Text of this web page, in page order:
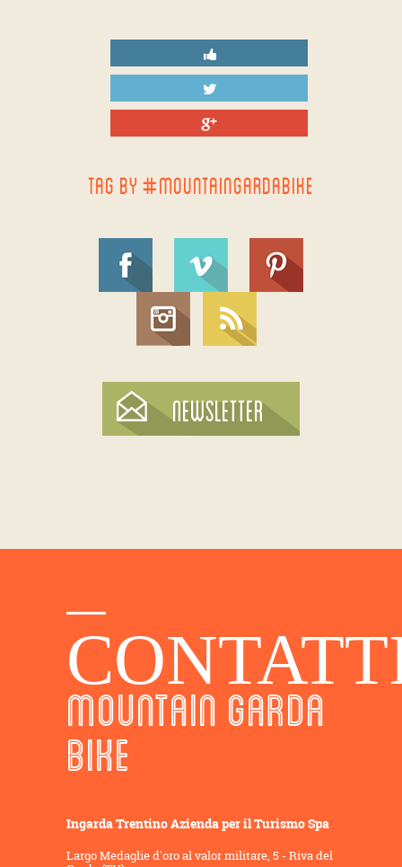
TAG BY #MOUNTAINGARDABIKE
MOUNTAIN GARDA
BIKE
Ingarda Trentino Azienda per il Turismo Spa
Largo Medaglie d'oro al valor militare, 5 - Riva del